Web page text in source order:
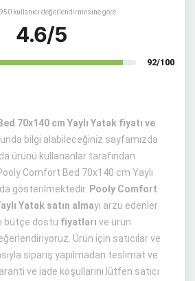
kullanıcı değerlendirmesine göre
4.6/5
92/100
70x140 cm Yaylı Yatak fiyatı ve
bilgi alabileceğiniz sayfamızda
ürünü kullananlar tarafından
Comfort Bed 70x140 cm Yaylı
da gösterilmektedir. Pooly Comfort
Yatak satın almayı arzu edenler
bütçe dostu fiyatları ve ürün
Ürün için satıcılar ve
sipariş yapılmadan teslimat ve
ve iade koşullarını lütfen satıcı